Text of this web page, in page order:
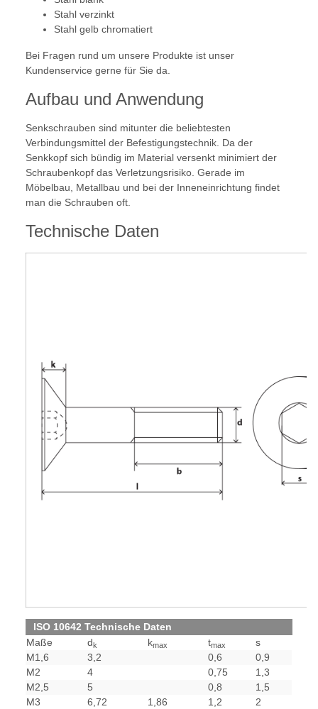
Stahl verzinkt
Stahl gelb chromatiert
Bei Fragen rund um unsere Produkte ist unser
Kundenservice gerne für Sie da.
Aufbau und Anwendung
Senkschrauben sind mitunter die beliebtesten
Verbindungsmittel der Befestigungstechnik. Da der
Senkkopf sich bündig im Material versenkt minimiert der
Schraubenkopf das Verletzungsrisiko. Gerade im
Möbelbau, Metallbau und bei der Inneneinrichtung findet
man die Schrauben oft.
Technische Daten
ISO 10642 Technische Daten
Maße
dk kmax tmax
s
M1,6
3,2 0,6
0,9
M2
4 0,75
1,3
M2,5
5 0,8
1,5
M3
6,72 1,86 1,2
2